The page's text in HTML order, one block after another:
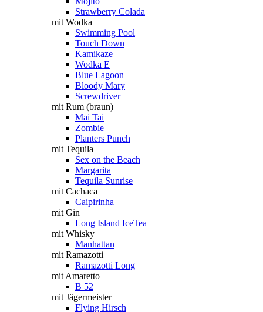
Strawberry Colada
mit Wodka
Swimming Pool
Touch Down
Kamikaze
Wodka E
Blue Lagoon
Bloody Mary
Screwdriver
mit Rum (braun)
Mai Tai
Zombie
Planters Punch
mit Tequila
Sex on the Beach
Margarita
Tequila Sunrise
mit Cachaca
Caipirinha
mit Gin
Long Island IceTea
mit Whisky
Manhattan
mit Ramazotti
Ramazotti Long
mit Amaretto
B 52
mit Jägermeister
Flying Hirsch